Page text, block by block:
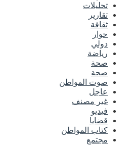
تحليلات
تقارير
ثقافة
حوار
دولي
رياضة
صحة
صحة
صوت المواطن
عاجل
غير مصنف
فيديو
قضايا
كتاب المواطن
مجتمع